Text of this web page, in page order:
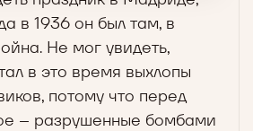
в 1936 он был там, в
Не мог увидеть,
в это время выхлопы
потому что перед
– разрушенные бомбами